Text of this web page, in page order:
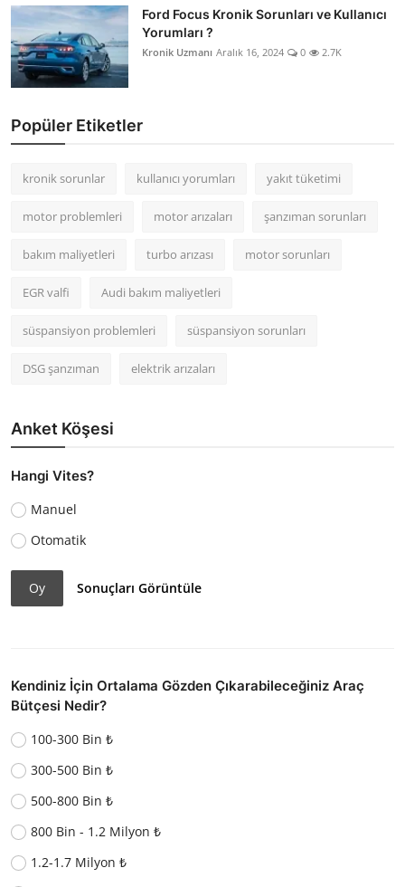
Ford Focus Kronik Sorunları ve Kullanıcı
Yorumları ?
Kronik Uzmanı Aralık 16, 2024 0 2.7K
Popüler Etiketler
kronik sorunlar kullanıcı yorumları yakıt tüketimi
motor problemleri motor arızaları şanzıman sorunları
bakım maliyetleri turbo arızası motor sorunları
EGR valfi Audi bakım maliyetleri
süspansiyon problemleri süspansiyon sorunları
DSG şanzıman elektrik arızaları
Anket Köşesi
Hangi Vites?
Manuel
Otomatik
Oy Sonuçları Görüntüle
Kendiniz İçin Ortalama Gözden Çıkarabileceğiniz Araç
Bütçesi Nedir?
100-300 Bin ₺
300-500 Bin ₺
500-800 Bin ₺
800 Bin - 1.2 Milyon ₺
1.2-1.7 Milyon ₺